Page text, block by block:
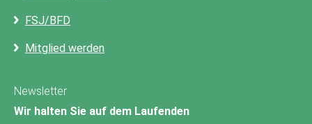
FSJ/BFD
Mitglied werden
Newsletter
Wir halten Sie auf dem Laufenden